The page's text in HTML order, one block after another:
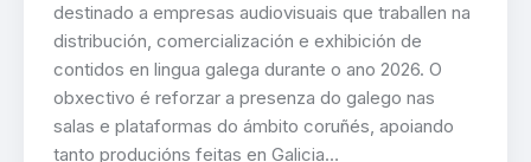
destinado a empresas audiovisuais que traballen na
distribución, comercialización e exhibición de
contidos en lingua galega durante o ano 2026. O
obxectivo é reforzar a presenza do galego nas
salas e plataformas do ámbito coruñés, apoiando
tanto producións feitas en Galicia…